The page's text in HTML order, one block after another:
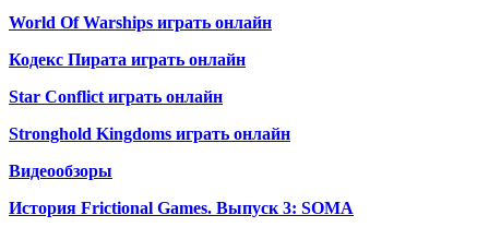
World Of Warships играть онлайн
Кодекс Пирата играть онлайн
Star Conflict играть онлайн
Stronghold Kingdoms играть онлайн
Видеообзоры
История Frictional Games. Выпуск 3: SOMA